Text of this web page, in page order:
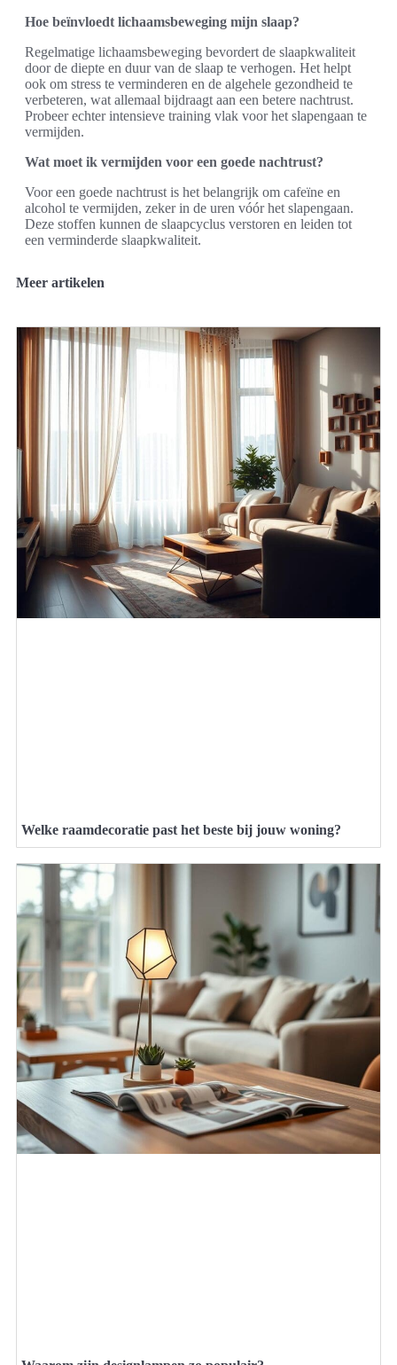
Hoe beïnvloedt lichaamsbeweging mijn slaap?
Regelmatige lichaamsbeweging bevordert de slaapkwaliteit
door de diepte en duur van de slaap te verhogen. Het helpt
ook om stress te verminderen en de algehele gezondheid te
verbeteren, wat allemaal bijdraagt aan een betere nachtrust.
Probeer echter intensieve training vlak voor het slapengaan te
vermijden.
Wat moet ik vermijden voor een goede nachtrust?
Voor een goede nachtrust is het belangrijk om cafeïne en
alcohol te vermijden, zeker in de uren vóór het slapengaan.
Deze stoffen kunnen de slaapcyclus verstoren en leiden tot
een verminderde slaapkwaliteit.
Meer artikelen
Welke raamdecoratie past het beste bij jouw woning?